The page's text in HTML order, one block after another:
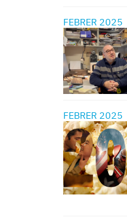
FEBRER 2025
FEBRER 2025